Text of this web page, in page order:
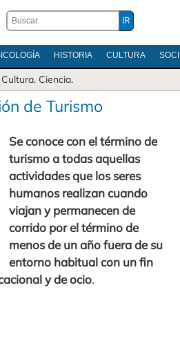
HISTORIA CULTURA
Cultura. Ciencia.
de Turismo
Se conoce con el término de
turismo a todas aquellas
actividades que los seres
humanos realizan cuando
viajan y permanecen de
corrido por el término de
menos de un año fuera de su
entorno habitual con un fin
y de ocio.